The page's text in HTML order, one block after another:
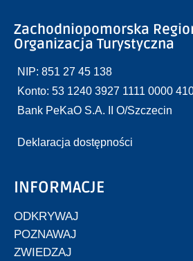
Zachodniopomorska
Organizacja Turystyczna
NIP: 851 27 45 138
Konto: 53 1240 3927 1111 0000
Bank PeKaO S.A. II O/Szczecin
Deklaracja dostępności
INFORMACJE
ODKRYWAJ
POZNAWAJ
ZWIEDZAJ